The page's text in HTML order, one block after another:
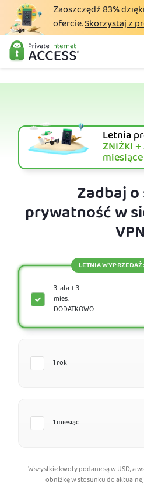
Zaoszczędź83%
ofercie.Skorzystaj z
Czym jest VPN
Download VPN
Serwer VPN
Obsługa
Letnia
ZNIŻKI
miesiące
Zadbaj
prywatność w
VPN
1 miesiąc
3 lata + 3
mies.
DODATKOWO
LETNIA
1 rok
Wszystkie kwoty podane są w USD, a
obniżkę w stosunku do